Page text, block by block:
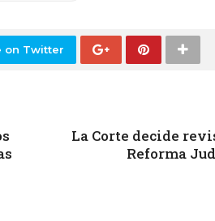
on Twitter
La Corte decide
Reforma